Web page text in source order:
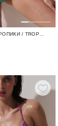
КУПАЛЬНЫЙ ТОП ТРОПИКИ / TROPICAL